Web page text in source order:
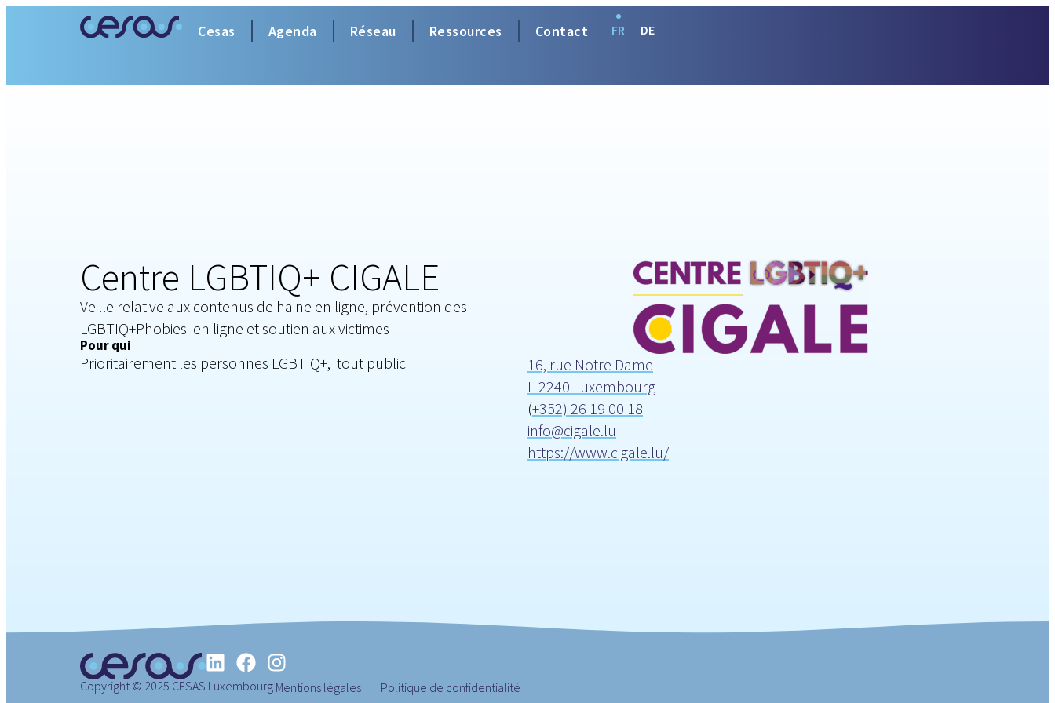
Cesas Agenda Réseau Ressources Contact FR DE
Centre LGBTIQ+ CIGALE
Veille relative aux contenus de haine en ligne, prévention des
LGBTIQ+Phobies en ligne et soutien aux victimes
Pour qui
Prioritairement les personnes LGBTIQ+, tout public
16, rue Notre Dame
L-2240 Luxembourg
(+352) 26 19 00 18
info@cigale.lu
https://www.cigale.lu/
Copyright © 2025 CESAS Luxembourg. Mentions légales Politique de confidentialité